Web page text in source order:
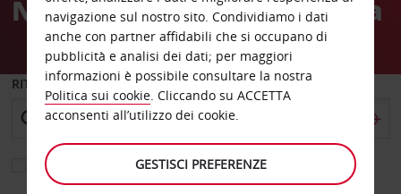
AvisNoleggio auto Guadalajara
RITIRO DA
Scegli una località di riconsegna diversa
navigazione sul nostro sito. Condividiamo i dati
anche con partner affidabili che si occupano di
pubblicità e analisi dei dati; per maggiori
informazioni è possibile consultare la nostra
Politica sui cookie. Cliccando su ACCETTA
acconsenti all’utilizzo dei cookie.
GESTISCI PREFERENZE